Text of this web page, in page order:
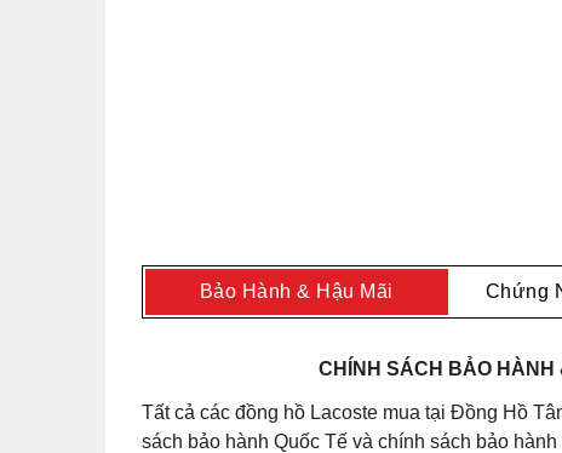
Bảo Hành & Hậu Mãi Chứng
CHÍNH SÁCH BẢO HÀNH
Tất cả các đồng hồ Lacoste mua tại Đồng Hồ
sách bảo hành Quốc Tế và chính sách bảo